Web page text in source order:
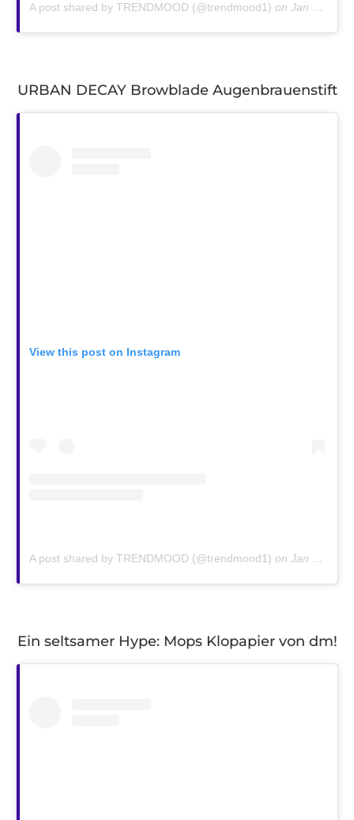
A post shared by TRENDMOOD (@trendmood1) on Jan 11, 2019 at 8:53am PST
URBAN DECAY Browblade Augenbrauenstift
View this post on Instagram
A post shared by TRENDMOOD (@trendmood1) on Jan 6, 2019 at 9:13am PST
Ein seltsamer Hype: Mops Klopapier von dm!